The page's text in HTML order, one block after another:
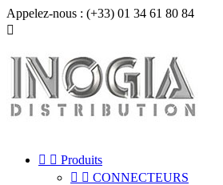
Appelez-nous : (+33) 01 34 61 80 84

  Produits
  CONNECTEURS